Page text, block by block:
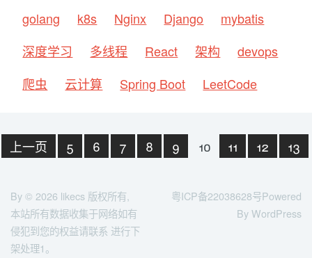
golang
k8s Nginx Django
mybatis
深度学习
多线程 React 架构
devops
爬虫
云计算 Spring Boot LeetCode
上一页 5 6 7 8 9 10 11 12
13
By © 2026 likecs 版权所有,
本站所有数据收集于网络如有
侵犯到您的权益请联系 进行下
架处理1。
粤ICP备22038628号Powered
By WordPress